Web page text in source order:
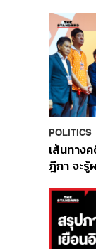
POLITICS
เส้นทาง
ฎีกา จะรู้